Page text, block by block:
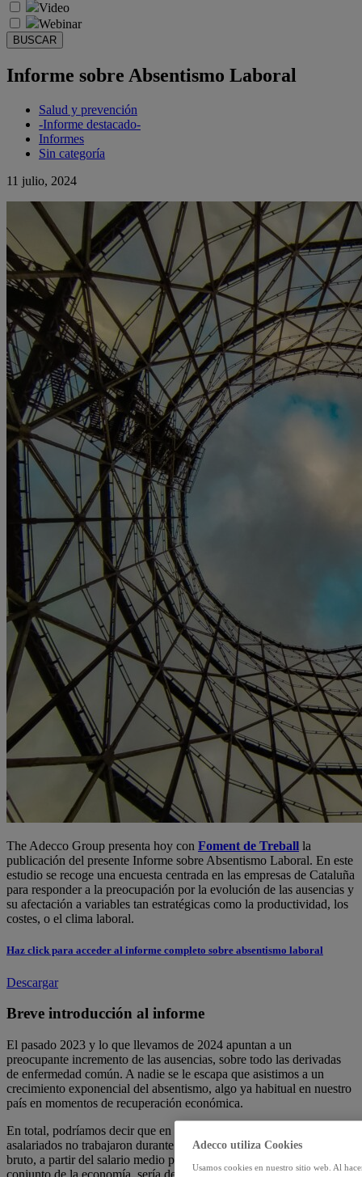
Video
Webinar
BUSCAR
Informe sobre Absentismo Laboral
Salud y prevención
-Informe destacado-
Informes
Sin categoría
11 julio, 2024
The Adecco Group presenta hoy con Foment de Treball la
publicación del presente Informe sobre Absentismo Laboral. En este
estudio se recoge una encuesta centrada en las empresas de Cataluña
para responder a la preocupación por la evolución de las ausencias y
su afectación a variables tan estratégicas como la productividad, los
costes, o el clima laboral.
Haz click para acceder al informe completo sobre absentismo laboral
Descargar
Breve introducción al informe
El pasado 2023 y lo que llevamos de 2024 apuntan a un
preocupante incremento de las ausencias, sobre todo las derivadas
de enfermedad común. A nadie se le escapa que asistimos a un
crecimiento exponencial del absentismo, algo ya habitual en nuestro
país en momentos de recuperación económica.
En total, podríamos decir que en nuestro país en 2023 1.115.840
asalariados no trabajaron durante todo el año. Y que el coste total
bruto, a partir del salario medio por las horas no trabajadas, para el
conjunto de la economía, sería de 47.494 millones de euros anuales,
Adecco utiliza Cookies
Usamos cookies en nuestro sitio web. Al